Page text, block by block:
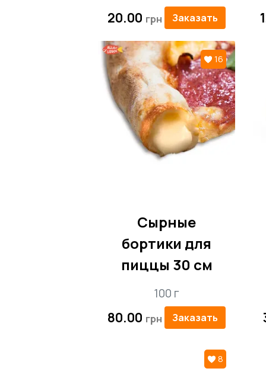
20.00 Заказать
16
Сырные
бортики для
пиццы 30 см
100 г
80.00 Заказать
8